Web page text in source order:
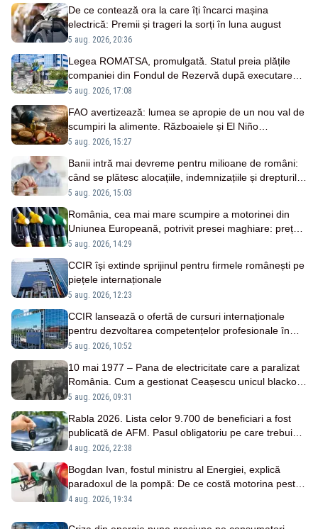
De ce contează ora la care îți încarci mașina
electrică: Premii și trageri la sorți în luna august
5 aug. 2026, 20:36
Legea ROMATSA, promulgată. Statul preia plățile
companiei din Fondul de Rezervă după executarea
silită cerută de Pfizer
5 aug. 2026, 17:08
FAO avertizează: lumea se apropie de un nou val de
scumpiri la alimente. Războaiele și El Niño
alimentează riscul unei crize globale
5 aug. 2026, 15:27
Banii intră mai devreme pentru milioane de români:
când se plătesc alocațiile, indemnizațiile și drepturile
persoanelor cu dizabilități
5 aug. 2026, 15:03
România, cea mai mare scumpire a motorinei din
Uniunea Europeană, potrivit presei maghiare: prețul
a crescut cu 7,5% într-o săptămână
5 aug. 2026, 14:29
CCIR își extinde sprijinul pentru firmele românești pe
piețele internaționale
5 aug. 2026, 12:23
CCIR lansează o ofertă de cursuri internaționale
pentru dezvoltarea competențelor profesionale în
domenii economice strategice
5 aug. 2026, 10:52
10 mai 1977 – Pana de electricitate care a paralizat
România. Cum a gestionat Ceașescu unicul blackout
național
5 aug. 2026, 09:31
Rabla 2026. Lista celor 9.700 de beneficiari a fost
publicată de AFM. Pasul obligatoriu pe care trebuie
să îl faci în 60 de zile
4 aug. 2026, 22:38
Bogdan Ivan, fostul ministru al Energiei, explică
paradoxul de la pompă: De ce costă motorina peste
10 lei, deși petrolul s-a ieftinit
4 aug. 2026, 19:34